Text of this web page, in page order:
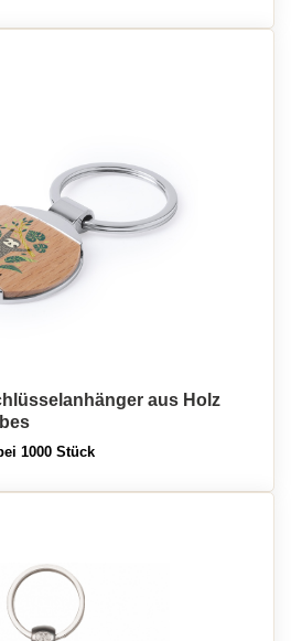
aus Holz
1000 Stück